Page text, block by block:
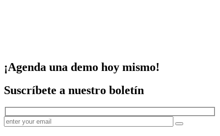
¡Agenda una demo hoy mismo!
Suscríbete a nuestro boletín